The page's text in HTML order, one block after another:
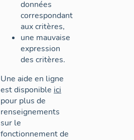
données
correspondant
aux critères,
une mauvaise
expression
des critères.
Une aide en ligne
est disponible ici
pour plus de
renseignements
sur le
fonctionnement de